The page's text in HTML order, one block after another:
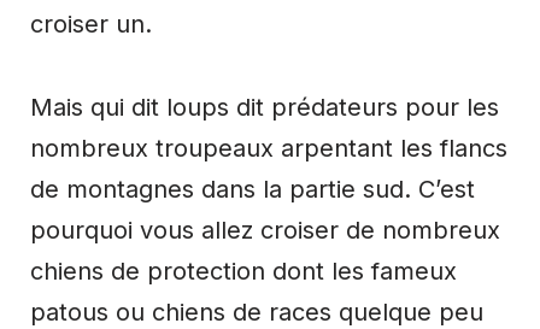
croiser un.
Mais qui dit loups dit prédateurs pour les
nombreux troupeaux arpentant les flancs
de montagnes dans la partie sud. C’est
pourquoi vous allez croiser de nombreux
chiens de protection dont les fameux
patous ou chiens de races quelque peu